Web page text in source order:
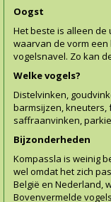
Oogst
Het beste is alleen
waarvan de vorm
vogelsnavel. Zo kan
Welke vogels?
Distelvinken,
barmsijzen, kneuters,
saffraanvinken,
Bijzonderheden
Kompassla is weinig
wel omdat het zich
België en Nederland,
Bovenvermelde